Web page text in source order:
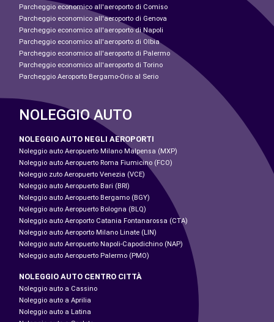
Parcheggio economico all'aeroporto di Comiso
Parcheggio economico all'aeroporto di Genova
Parcheggio economico all'aeroporto di Napoli
Parcheggio economico all'aeroporto di Olbia
Parcheggio economico all'aeroporto di Palermo
Parcheggio economico all'aeroporto di Torino
Parcheggio Aeroporto Bergamo-Orio al Serio
NOLEGGIO AUTO
NOLEGGIO AUTO NEGLI AEROPORTI
Noleggio auto Aeropuerto Milano Malpensa (MXP)
Noleggio auto Aeropuerto Roma Fiumicino (FCO)
Noleggio zuto Aeropuerto Venezia (VCE)
Noleggio auto Aeropuerto Bari (BRI)
Noleggio auto Aeropuerto Bergamo (BGY)
Noleggio auto Aeropuerto Bologna (BLQ)
Noleggio auto Aeroporto Catania Fontanarossa (CTA)
Noleggio auto Aeroporto Milano Linate (LIN)
Noleggio auto Aeropuerto Napoli-Capodichino (NAP)
Noleggio auto Aeropuerto Palermo (PMO)
NOLEGGIO AUTO CENTRO CITTÀ
Noleggio auto a Cassino
Noleggio auto a Aprilia
Noleggio auto a Latina